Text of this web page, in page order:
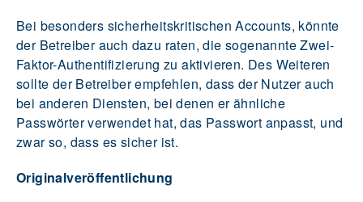
Bei besonders sicherheitskritischen Accounts, könnte
der Betreiber auch dazu raten, die sogenannte Zwei-
Faktor-Authentifizierung zu aktivieren. Des Weiteren
sollte der Betreiber empfehlen, dass der Nutzer auch
bei anderen Diensten, bei denen er ähnliche
Passwörter verwendet hat, das Passwort anpasst, und
zwar so, dass es sicher ist.
Originalveröffentlichung